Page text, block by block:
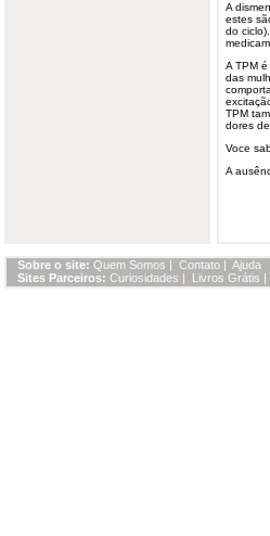
A
estes
do
A TPM
das
TPM
dores
Voce
A
Sobre o site: Quem Somos | Contato | Ajuda
Sites Parceiros: Curiosidades | Livros Grátis |